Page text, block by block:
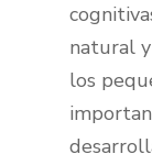
natural
los